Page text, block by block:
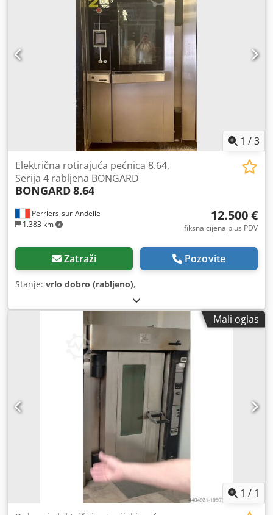
1 /3
Perriers-sur-Andelle
1.383 km
Električna rotirajuća pećnica 8.64,
Serija 4 rabljena BONGARD
BONGARD8.64
12.500 €
fiksna cijena plus PDV
Zatraži Pozovite
Stanje: vrlo dobro (rabljeno),
Mali oglas
1 / 1